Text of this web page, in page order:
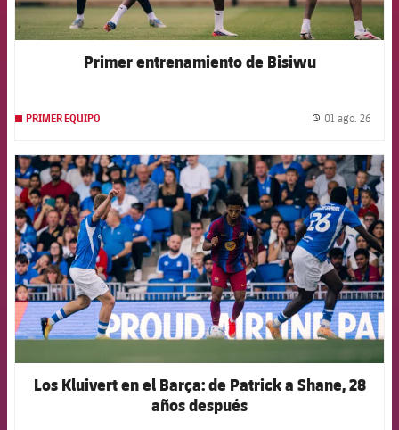
Primer entrenamiento de Bisiwu
PRIMER EQUIPO 01 ago. 26
FCB Barcelona badge
Los Kluivert en el Barça: de Patrick a Shane, 28
años después